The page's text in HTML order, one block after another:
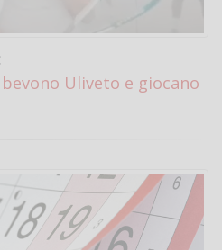
Uliveto e giocano